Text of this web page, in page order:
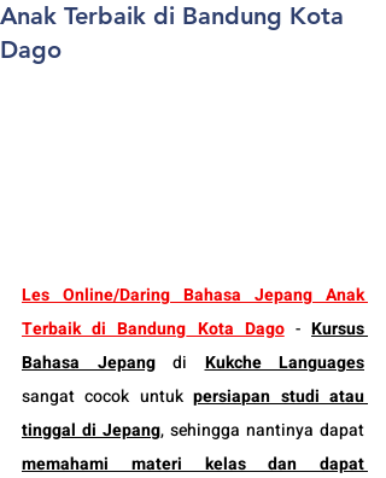
Anak Terbaik di Bandung Kota
Dago
Les Online/Daring Bahasa Jepang Anak
Terbaik di Bandung Kota Dago - Kursus
Bahasa Jepang di Kukche Languages
sangat cocok untuk persiapan studi atau
tinggal di Jepang
memahami materi kelas dan dapat